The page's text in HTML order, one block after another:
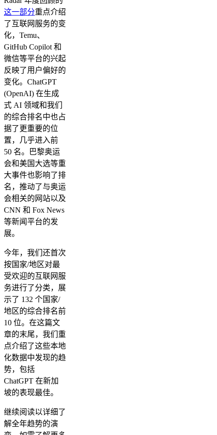
这一部分重点介绍
了互联网服务的变
化，Temu、
GitHub Copilot 和
微信等平台的兴起
反映了用户偏好的
变化。ChatGPT
(OpenAI) 在生成
式 AI 领域和我们
的综合排名中也占
据了更重要的位
置，几乎进入前
50 名。巴黎奥运
会和美国大选等重
大事件也影响了排
名，推动了与奥运
会相关的网站以及
CNN 和 Fox News
等新闻平台的发
展。
今年，我们还首次
按国家/地区对最
受欢迎的互联网服
务进行了分类，展
示了 132 个国家/
地区的综合排名前
10 位。在这篇文
章的末尾，我们重
点介绍了这些本地
化数据中发现的趋
势，包括
ChatGPT 在新加
坡的表现最佳。
继续阅读以详细了
解全年趋势的演